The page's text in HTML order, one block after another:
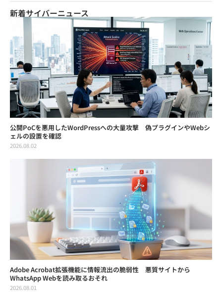
新着サイバーニュース
公開PoCを悪用したWordPressへの大量攻撃 偽プラグインやWebシ
ェルの設置を確認
2026.08.02
Adobe Acrobat拡張機能に情報流出の脆弱性 悪質サイトから
WhatsApp Webを読み取るおそれ
2026.08.01